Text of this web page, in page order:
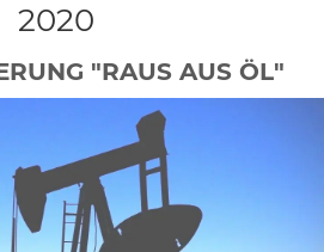
2020
"RAUS AUS ÖL"